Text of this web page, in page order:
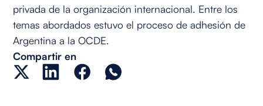
privada de la organización internacional. Entre los
temas abordados estuvo el proceso de adhesión de
Argentina a la OCDE.
Compartir en